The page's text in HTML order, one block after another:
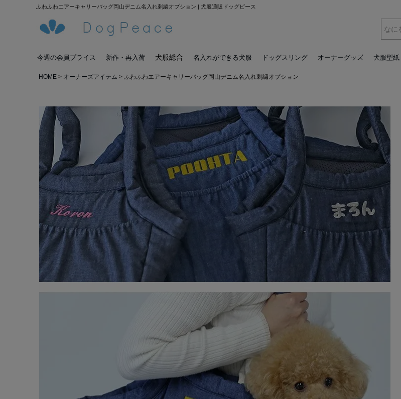
ふわふわエアーキャリーバッグ岡山デニム名入れ刺繍オプション | 犬服通販ドッグピース
今週の会員プライス 新作・再入荷 犬服総合 名入れができる犬服 ドッグスリング オーナーグッズ 犬服型紙
HOME オーナーズアイテム ふわふわエアーキャリーバッグ岡山デニム名入れ刺繍オプション